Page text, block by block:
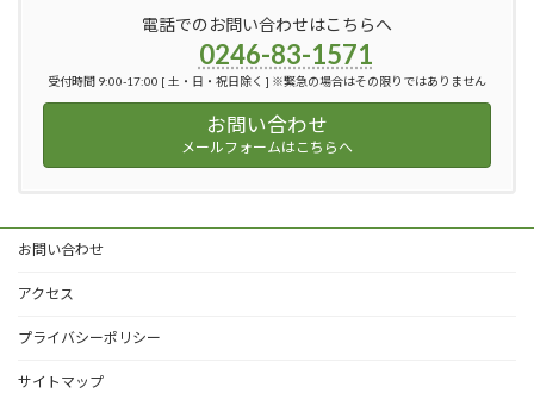
電話でのお問い合わせはこちらへ
0246-83-1571
受付時間 9:00-17:00 [ 土・日・祝日除く ] ※緊急の場合はその限りではありません
お問い合わせ
メールフォームはこちらへ
お問い合わせ
アクセス
プライバシーポリシー
サイトマップ